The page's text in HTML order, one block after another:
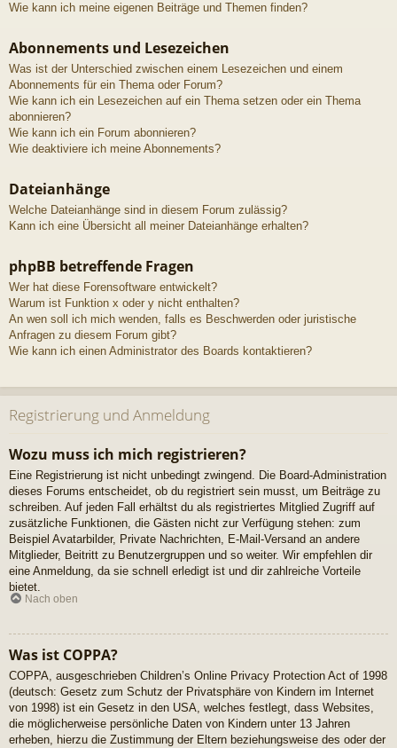
Wie kann ich meine eigenen Beiträge und Themen finden?
Abonnements und Lesezeichen
Was ist der Unterschied zwischen einem Lesezeichen und einem
Abonnements für ein Thema oder Forum?
Wie kann ich ein Lesezeichen auf ein Thema setzen oder ein Thema
abonnieren?
Wie kann ich ein Forum abonnieren?
Wie deaktiviere ich meine Abonnements?
Dateianhänge
Welche Dateianhänge sind in diesem Forum zulässig?
Kann ich eine Übersicht all meiner Dateianhänge erhalten?
phpBB betreffende Fragen
Wer hat diese Forensoftware entwickelt?
Warum ist Funktion x oder y nicht enthalten?
An wen soll ich mich wenden, falls es Beschwerden oder juristische
Anfragen zu diesem Forum gibt?
Wie kann ich einen Administrator des Boards kontaktieren?
Registrierung und Anmeldung
Wozu muss ich mich registrieren?
Eine Registrierung ist nicht unbedingt zwingend. Die Board-Administration
dieses Forums entscheidet, ob du registriert sein musst, um Beiträge zu
schreiben. Auf jeden Fall erhältst du als registriertes Mitglied Zugriff auf
zusätzliche Funktionen, die Gästen nicht zur Verfügung stehen: zum
Beispiel Avatarbilder, Private Nachrichten, E-Mail-Versand an andere
Mitglieder, Beitritt zu Benutzergruppen und so weiter. Wir empfehlen dir
eine Anmeldung, da sie schnell erledigt ist und dir zahlreiche Vorteile
bietet.
Nach oben
Was ist COPPA?
COPPA, ausgeschrieben Children’s Online Privacy Protection Act of 1998
(deutsch: Gesetz zum Schutz der Privatsphäre von Kindern im Internet
von 1998) ist ein Gesetz in den USA, welches festlegt, dass Websites,
die möglicherweise persönliche Daten von Kindern unter 13 Jahren
erheben, hierzu die Zustimmung der Eltern beziehungsweise des oder der